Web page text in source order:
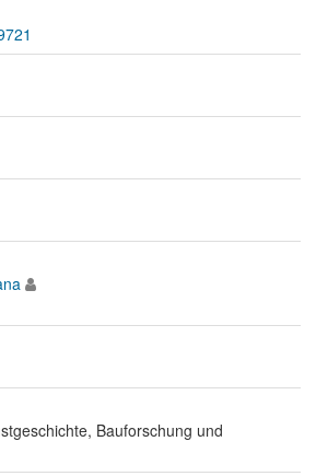
Bauforschung und